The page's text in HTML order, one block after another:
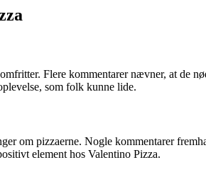
Flere kommentarer nævner, at de
som folk kunne lide.
om pizzaerne. Nogle kommentarer
element hos Valentino Pizza.